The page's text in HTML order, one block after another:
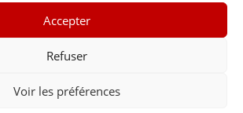
Accepter
Refuser
Voir les préférences